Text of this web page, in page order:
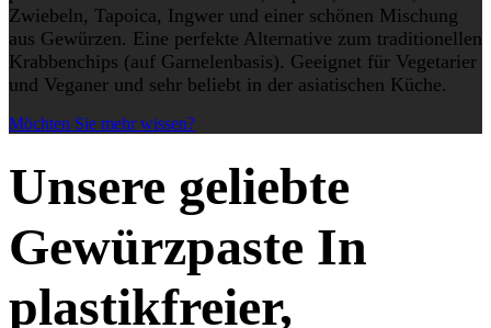
Zwiebeln, Tapoica, Ingwer und einer schönen Mischung
aus Gewürzen. Eine perfekte Alternative zum traditionellen
Krabbenchips (auf Garnelenbasis). Geeignet für Vegetarier
und Veganer und sehr beliebt in der asiatischen Küche.
Möchten Sie mehr wissen?
Unsere geliebte
Gewürzpaste In
plastikfreier,